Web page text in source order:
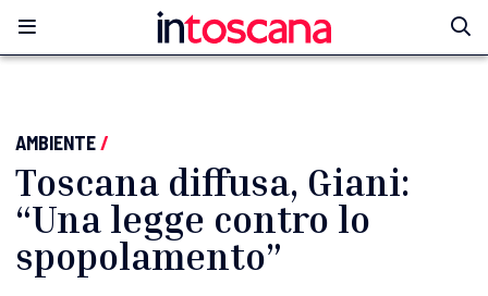
AMBIENTE/
Toscana diffusa, Giani:
“Una legge contro lo
spopolamento”